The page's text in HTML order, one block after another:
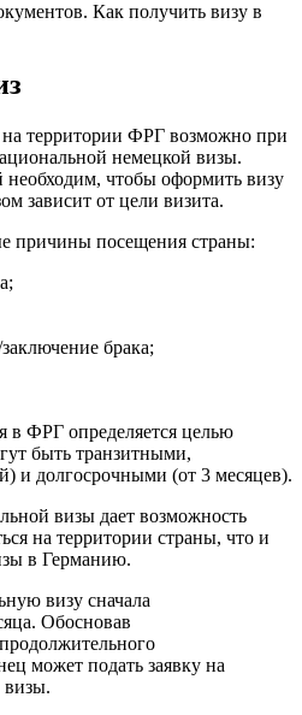
Как получить визу в
территории ФРГ возможно при
немецкой визы.
чтобы оформить визу
зависит от цели визита.
причины посещения страны:
брака;
в ФРГ определяется целью
быть транзитными,
и долгосрочными (от 3 месяцев).
визы дает возможность
на территории страны, что и
в Германию.
визу сначала
Обосновав
может подать заявку на
визы.